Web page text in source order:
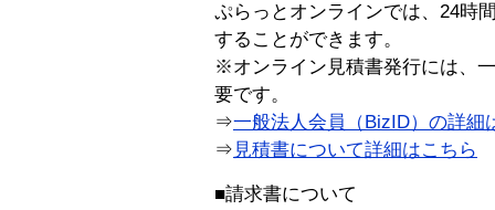
ぷらっとオンラインでは、24時
することができます。
※オンライン見積書発行には、
要です。
⇒一般法人会員（BizID）の詳細
⇒ 見積書について詳細はこちら
■請求書について